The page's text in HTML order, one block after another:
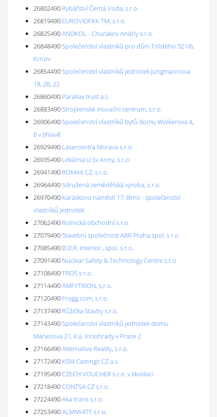
26802490 Rybářství Černá Voda, s.r.o.
26819490 EUROVIDFKK TM, s.r.o.
26825490ANDKOL - Churakov Andriy s.r.o.
26848490Společenství vlastníků pro dům Tolstého 321/6,
Krnov
26854490Společenství vlastníků jednotek Jungmannova
18, 20, 22
26860490 Parallax trust a.s.
26883490Strojírenské inovační centrum, s.r.o.
26906490Společenství vlastníků bytů domu Wolkerova 4,
6 v Jihlavě
26929490 Lasercentra Morava s.r.o.
26935490 Lékárna U Sv.Anny, s.r.o.
26941490 ROMAX CZ, s.r.o.
26964490Sdružená zemědělská výroba, s.r.o.
26970490 Karáskovo náměstí 17, Brno - společenství
vlastníků jednotek
27062490 Rolnická obchodní s.r.o.
27079490Stavební společnost ABR Praha spol. s r.o.
27085490 B.D.R. Interior , spol. s r.o.
27091490 Nuclear Safety & Technology Centre s.r.o.
27108490TROS s.r.o.
27114490AMFYTRION, s.r.o.
27120490 Frogg.com, s.r.o.
27137490 Růžička Stavby s.r.o.
27143490Společenství vlastníků jednotek domu
Mánesova 21, k.ú. Vinohrady v Praze 2
27166490Alternative Reality, s.r.o.
27172490 KSM Castings CZ a.s.
27195490CZECH VOUCHER s.r.o. v likvidaci
27218490CONTSA CZ s.r.o.
27224490Aka-trans s.r.o.
27253490ALMIWATT s.r.o.